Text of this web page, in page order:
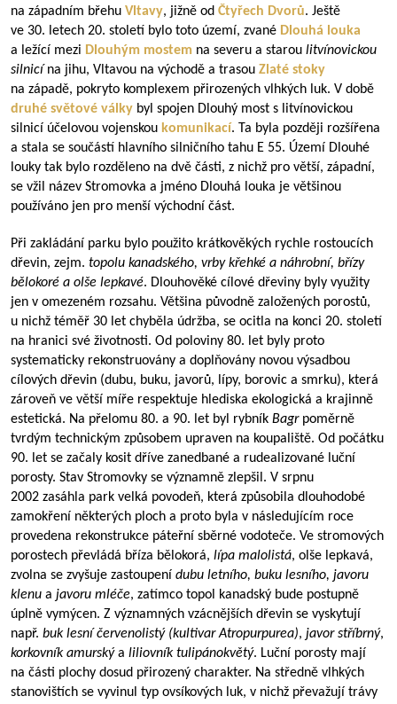
na západním břehu Vltavy, jižně od Čtyřech Dvorů. Ještě
ve 30. letech 20. století bylo toto území, zvané Dlouhá louka
a ležící mezi Dlouhým mostem na severu a starou litvínovickou
silnicína jihu, Vltavou na východě a trasou Zlaté stoky
na západě, pokryto komplexem přirozených vlhkých luk. V době
druhé světové války byl spojen Dlouhý most s litvínovickou
silnicí účelovou vojenskou komunikací. Ta byla později rozšířena
a stala se součástí hlavního silničního tahu E 55. Území Dlouhé
louky tak bylo rozděleno na dvě části, z nichž pro větší, západní,
se vžil název Stromovka a jméno Dlouhá louka je většinou
používáno jen pro menší východní část.
Při zakládání parku bylo použito krátkověkých rychle rostoucích
dřevin, zejm. topolu kanadského, vrby křehké a náhrobní, břízy
bělokoré a olše lepkavé. Dlouhověké cílové dřeviny byly využity
jen v omezeném rozsahu. Většina původně založených porostů,
u nichž téměř 30 let chyběla údržba, se ocitla na konci 20. století
na hranici své životnosti. Od poloviny 80. let byly proto
systematicky rekonstruovány a doplňovány novou výsadbou
cílových dřevin (dubu, buku, javorů, lípy, borovic a smrku), která
zároveň ve větší míře respektuje hlediska ekologická a krajinně
estetická. Na přelomu 80. a 90. let byl rybník Bagrpoměrně
tvrdým technickým způsobem upraven na koupaliště. Od počátku
90. let se začaly kosit dříve zanedbané a rudealizované luční
porosty. Stav Stromovky se významně zlepšil. V srpnu
2002 zasáhla park velká povodeň, která způsobila dlouhodobé
zamokření některých ploch a proto byla v následujícím roce
provedena rekonstrukce páteřní sběrné vodoteče. Ve stromových
porostech převládá bříza bělokorá, lípa malolistá, olše lepkavá,
zvolna se zvyšuje zastoupení dubu letního, buku lesního, javoru
klenu a javoru mléče, zatímco topol kanadský bude postupně
úplně vymýcen. Z významných vzácnějších dřevin se vyskytují
např. buk lesní červenolistý (kultivar Atropurpurea), javor stříbrný,
korkovník amurskýa liliovník tulipánokvětý. Luční porosty mají
na části plochy dosud přirozený charakter. Na středně vlhkých
stanovištích se vyvinul typ ovsíkových luk, v nichž převažují trávy